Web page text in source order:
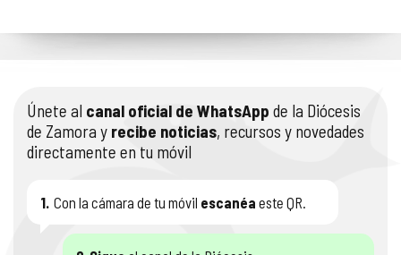
Únete al canal oficial de WhatsApp de la Diócesis
de Zamora y recibe noticias, recursos y novedades
directamente en tu móvil
1. Con la cámara de tu móvil escanéa este QR.